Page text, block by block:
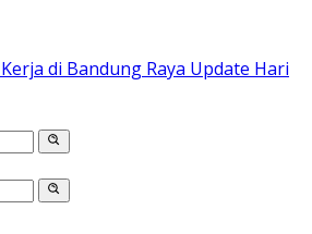
di Bandung Raya Update Hari